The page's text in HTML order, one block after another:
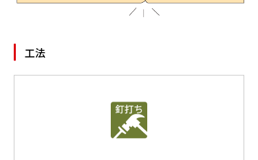
工法